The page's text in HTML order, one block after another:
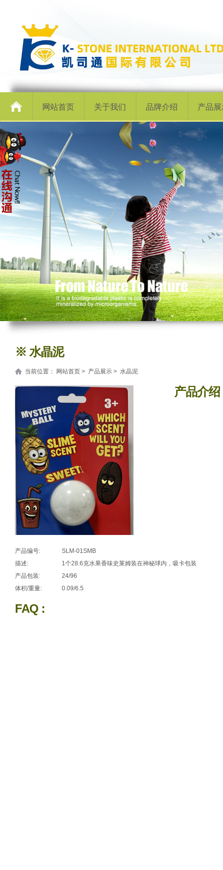
网站首页 关于我们 品牌介绍 产品
※ 水晶泥
当前位置： 网站首页 > 产品展示 > 水晶泥
产品介绍
产品编号:
SLM-01SMB
描述:
1个28.6克水果香味史莱姆装在神秘球内，吸卡包装
产品包装:
24/96
体积/重量:
0.09/6.5
FAQ :